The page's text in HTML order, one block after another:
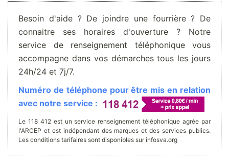
Besoin d'aide ? De joindre une fourrière ? De
connaitre ses horaires d'ouverture ? Notre
service de renseignement téléphonique vous
accompagne dans vos démarches tous les jours
24h/24 et 7j/7.
Numéro de téléphone pour être mis en relation
avec notre service :
Le 118 412 est un service renseignement téléphonique agrée par
l'ARCEP et est indépendant des marques et des services publics.
Les conditions tarifaires sont disponibles sur infosva.org